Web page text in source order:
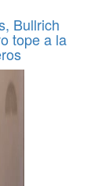
Bullrich
tope a la